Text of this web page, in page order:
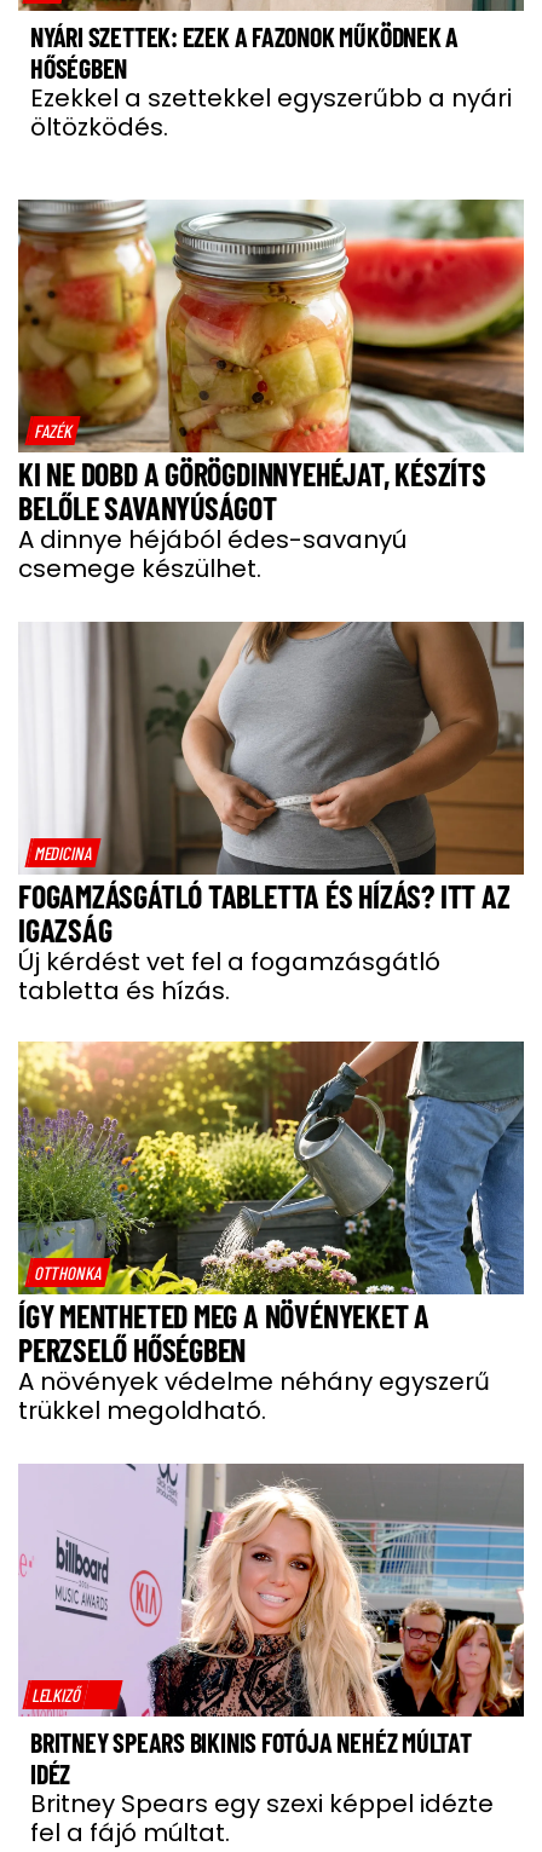
NYÁRI SZETTEK: EZEK A FAZONOK MŰKÖDNEK A
HŐSÉGBEN
Ezekkel a szettekkel egyszerűbb a nyári
öltözködés.
FAZÉK
KI NE DOBD A GÖRÖGDINNYEHÉJAT, KÉSZÍTS
BELŐLE SAVANYÚSÁGOT
A dinnye héjából édes-savanyú
csemege készülhet.
MEDICINA
FOGAMZÁSGÁTLÓ TABLETTA ÉS HÍZÁS? ITT AZ
IGAZSÁG
Új kérdést vet fel a fogamzásgátló
tabletta és hízás.
OTTHONKA
ÍGY MENTHETED MEG A NÖVÉNYEKET A
PERZSELŐ HŐSÉGBEN
A növények védelme néhány egyszerű
trükkel megoldható.
LELKIZŐ
BRITNEY SPEARS BIKINIS FOTÓJA NEHÉZ MÚLTAT
IDÉZ
Britney Spears egy szexi képpel idézte
fel a fájó múltat.